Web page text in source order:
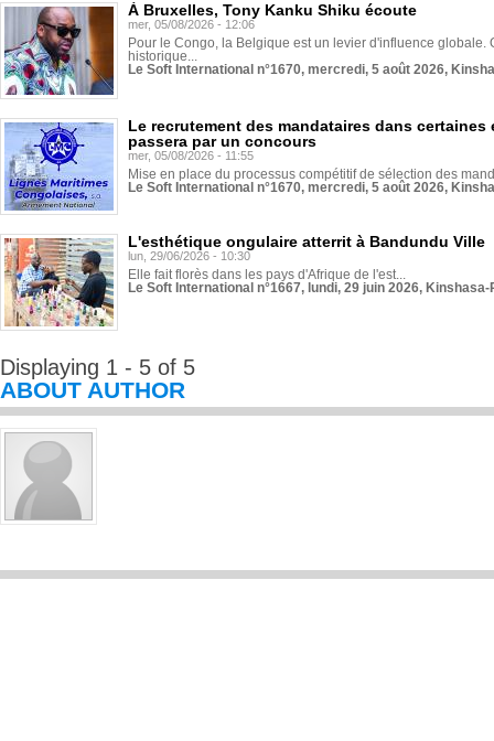
À Bruxelles, Tony Kanku Shiku écoute
mer, 05/08/2026 - 12:06
Pour le Congo, la Belgique est un levier d'influence globale.
historique...
Le Soft International n°1670, mercredi, 5 août 2026,
Le recrutement des mandataires dans
passera par un concours
mer, 05/08/2026 - 11:55
Mise en place du processus compétitif de sélection des
Le Soft International n°1670, mercredi, 5 août 2026,
L'esthétique ongulaire atterrit à Bandundu Ville
lun, 29/06/2026 - 10:30
Elle fait florès dans les pays d'Afrique de l'est...
Le Soft International n°1667, lundi, 29 juin 2026,
Displaying 1 - 5 of 5
ABOUT AUTHOR